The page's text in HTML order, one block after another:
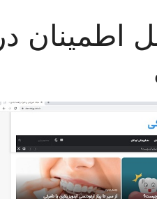
اطمینان در